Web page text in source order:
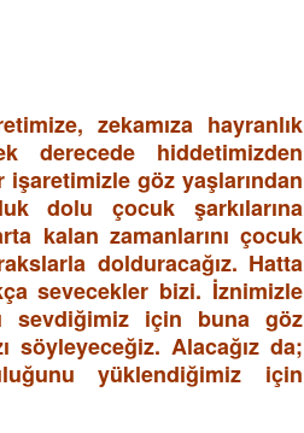
zekamıza hayranlık
derecede hiddetimizden
göz yaşlarından
dolu çocuk şarkılarına
kalan zamanlarını çocuk
dolduracağız. Hatta
sevecekler bizi. İznimizle
sevdiğimiz için buna göz
söyleyeceğiz. Alacağız da;
yüklendiğimiz için